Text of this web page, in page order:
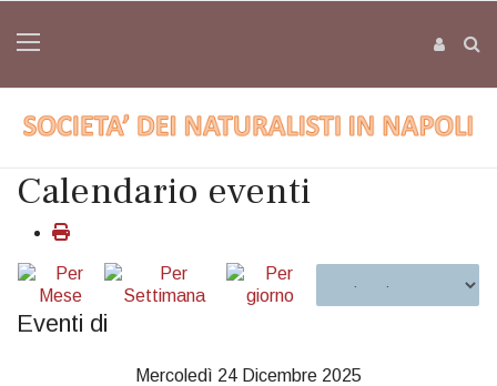
Calendario eventi
Eventi di
Mercoledì 24 Dicembre 2025